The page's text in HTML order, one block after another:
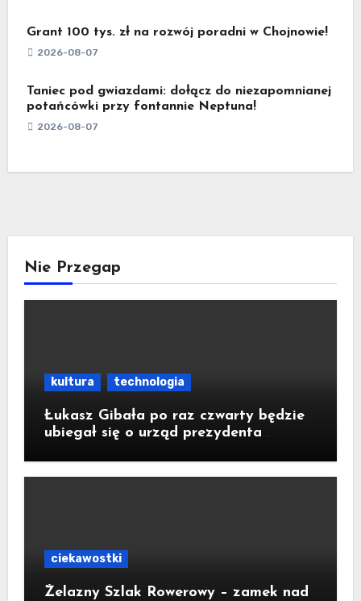
Grant 100 tys. zł na rozwój poradni w Chojnowie!
2026-08-07
Taniec pod gwiazdami: dołącz do niezapomnianej
potańcówki przy fontannie Neptuna!
2026-08-07
Nie Przegap
kultura technologia
Łukasz Gibała po raz czwarty będzie
ubiegał się o urząd prezydenta
ciekawostki
Żelazny Szlak Rowerowy – zamek nad